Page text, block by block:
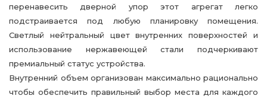
перенавесить дверной упор этот агрегат легко
подстраивается под любую планировку помещения.
Светлый нейтральный цвет внутренних поверхностей и
использование нержавеющей стали подчеркивают
премиальный статус устройства.
Внутренний объем организован максимально рационально
чтобы обеспечить правильный выбор места для каждого